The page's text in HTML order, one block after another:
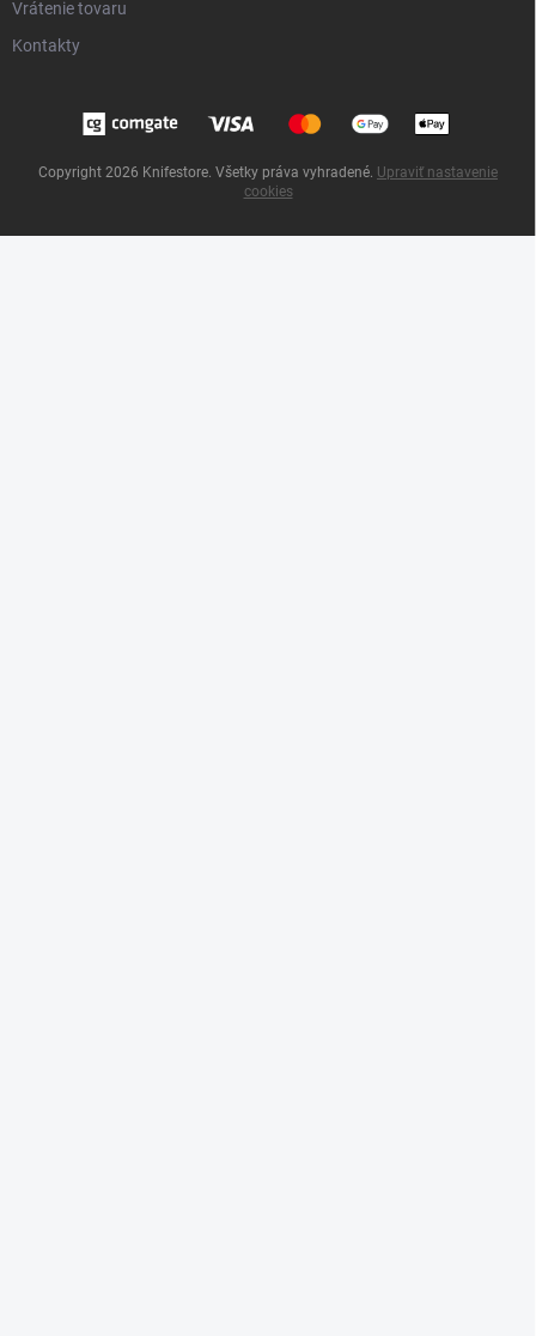
Vrátenie tovaru
Kontakty
Copyright 2026 Knifestore . Všetky práva vyhradené. Upraviť nastavenie
cookies